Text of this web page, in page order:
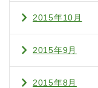
2015年10月
2015年9月
2015年8月